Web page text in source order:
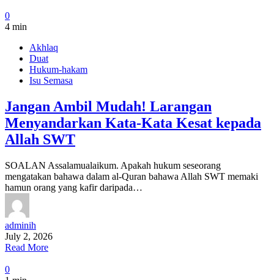
0
4 min
Akhlaq
Duat
Hukum-hakam
Isu Semasa
Jangan Ambil Mudah! Larangan
Menyandarkan Kata-Kata Kesat kepada
Allah SWT
SOALAN Assalamualaikum. Apakah hukum seseorang
mengatakan bahawa dalam al-Quran bahawa Allah SWT memaki
hamun orang yang kafir daripada…
adminih
July 2, 2026
Read More
0